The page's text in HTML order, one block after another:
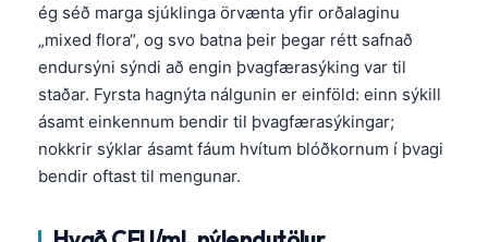
ég séð marga sjúklinga örvænta yfir orðalaginu
„mixed flora“, og svo batna þeir þegar rétt safnað
endursýni sýndi að engin þvagfærasýking var til
staðar. Fyrsta hagnýta nálgunin er einföld: einn sýkill
ásamt einkennum bendir til þvagfærasýkingar;
nokkrir sýklar ásamt fáum hvítum blóðkornum í þvagi
bendir oftast til mengunar.